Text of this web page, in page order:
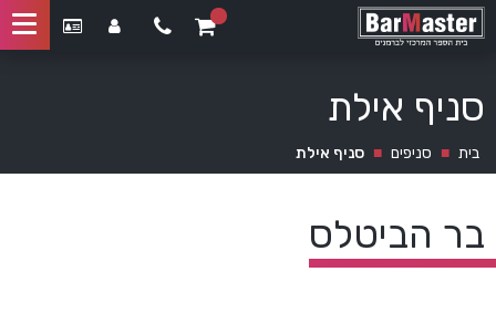
סניף אילת
בית ■ סניפים ■ סניף אילת
בר הביטלס